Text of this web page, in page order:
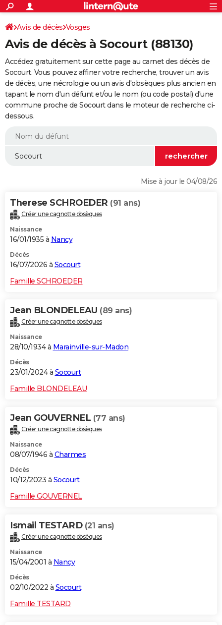
ACTUALITÉS
Politique
Société
Faits Divers
Education
Monde
Villes
+
SPORT
Coupe du monde 2026
Football
Tennis
Cyclisme
Rugby
Forum
Programme TV
TNT
Streaming
Cinéma
Sorties cinéma
Musique
+
FINANCE
Retraite
Epargne
Immobilier
Risques naturels par ville
Assurance
AUTO
Essais
Réserver un essai
Citadines
Berlines
SUV
Forum auto
+
HIGH-TECH
BRICOLAGE
WEEK-END
Alimentation
Guide de la santé
Maladies
Médicaments
Sommeil
VOYAGE
Destinations
City break
Voyage nature
Voyage de noces
Forum
Climat
+PHOTO
GUIDES D'ACHAT
Carte de Noël
Carte Bonne année
Carte Saint-Valentin
Carte Pâques
Carte d'anniversaire
DICTIONNAIRE
Dictionnaire
Biographies
Citations
Expressions
Proverbes
PROGRAMME TV
S'inscrire
Se connecter
Lycées
Collèges
Primaires
Universités
Entreprises
Service militaire
Avis de recherche
AVIS DE DÉCÈS
FORUM
Avis de décès Vosges
Avis de décès à Socourt (88130)
Accédez gratuitement sur cette page au carnet des décès de
Socourt. Vous pouvez affiner votre recherche, trouver un avis
de décès, une nécrologie ou un avis d'obsèques plus ancien en
tapant le nom d'un défunt et/ou le nom (ou code postal) d'une
commune proche de Socourt dans le moteur de recherche ci-
dessous.
Mise à jour le 04/08/26
Therese SCHROEDER (91 ans)
Créer une cagnotte obsèques
Naissance
16/01/1935 à Nancy
Décès
16/07/2026 à Socourt
Famille SCHROEDER
Jean BLONDELEAU (89 ans)
Créer une cagnotte obsèques
Naissance
28/10/1934 à Marainville-sur-Madon
Décès
23/01/2024 à Socourt
Famille BLONDELEAU
Jean GOUVERNEL (77 ans)
Créer une cagnotte obsèques
Naissance
08/07/1946 à Charmes
Décès
10/12/2023 à Socourt
Famille GOUVERNEL
Ismail TESTARD (21 ans)
Créer une cagnotte obsèques
Naissance
15/04/2001 à Nancy
Décès
02/10/2022 à Socourt
Famille TESTARD